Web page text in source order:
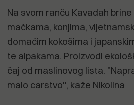
Na svom ranču Kavadah
mačkama, konjima,
domaćim kokošima i
te alpakama. Proizvodi
čaj od maslinovog lista.
malo carstvo", kaže Nikolina